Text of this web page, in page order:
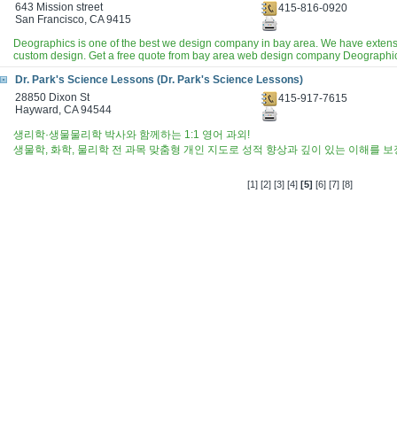
643 Mission street
San Francisco, CA 9415
415-816-0920
Deographics is one of the best we design company in bay area. We have
custom design. Get a free quote from bay area web design company
Dr. Park's Science Lessons (Dr. Park's Science Lessons)
28850 Dixon St
Hayward, CA 94544
415-917-7615
생리학·생물물리학 박사와 함께하는 1:1 영어 과외!
생물학, 화학, 물리학 전 과목 맞춤형 개인 지도로 성적 향상과 깊이 있는 이해를 보
[1] [2] [3] [4] [5] [6] [7] [8]